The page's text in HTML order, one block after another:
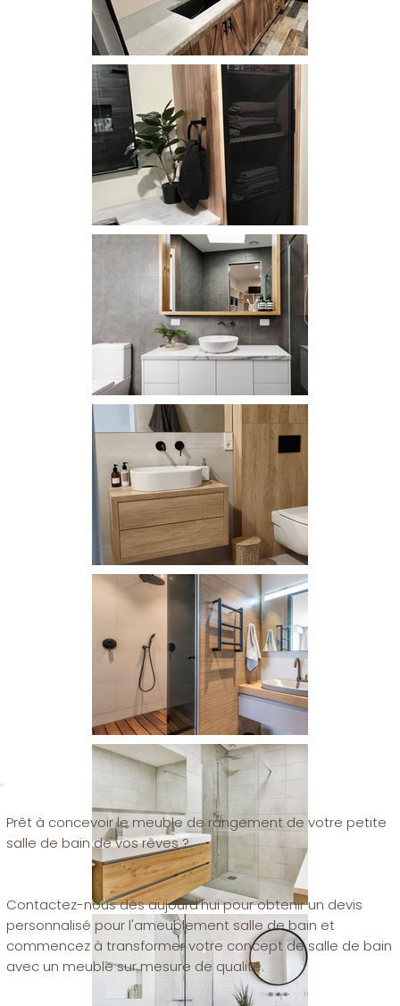
Prêt à concevoir le meuble de rangement de votre petite
salle de bain de vos rêves ?
Contactez-nous dès aujourd’hui pour obtenir un devis
personnalisé pour l'ameublement salle de bain et
commencez à transformer votre concept de salle de bain
avec un meuble sur mesure de qualité.